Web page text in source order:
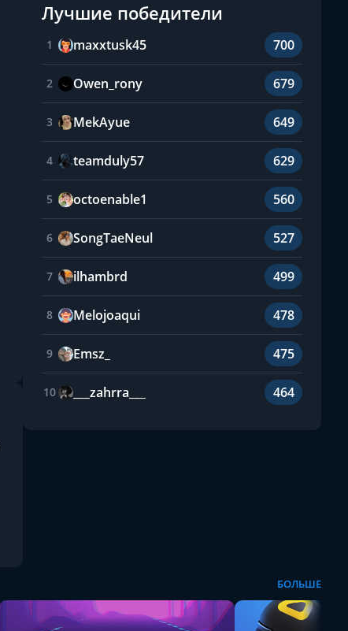
Лучшие победители
1 maxxtusk45 700
2 Owen_rony 679
3 MekAyue 649
4 teamduly57 629
5 octoenable1 560
6 SongTaeNeul 527
7 ilhambrd 499
8 Melojoaqui 478
9 Emsz_ 475
10 ___zahrra___ 464
БОЛЬШЕ